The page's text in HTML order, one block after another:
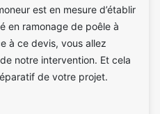
est en mesure d’établir
en ramonage de poêle à
à ce devis, vous allez
notre intervention. Et cela
de votre projet.